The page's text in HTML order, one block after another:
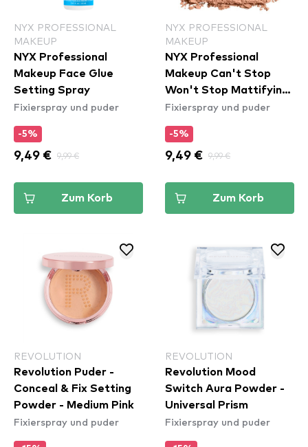
NYX PROFESSIONAL
MAKEUP
NYX Professional
Makeup Face Glue
Setting Spray
Fixierspray und puder
-5%
9,49 € 9,99 €
Zum Korb
NYX PROFESSIONAL
MAKEUP
NYX Professional
Makeup Can't Stop
Won't Stop Mattifying
Powder - Bright Peach
Fixierspray und puder
-5%
9,49 € 9,99 €
Zum Korb
REVOLUTION
Revolution Puder -
Conceal & Fix Setting
Powder - Medium Pink
Fixierspray und puder
REVOLUTION
Revolution Mood
Switch Aura Powder -
Universal Prism
Fixierspray und puder